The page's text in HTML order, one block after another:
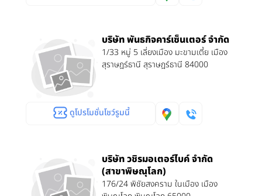
บริษัท พันธกิจคาร์เซ็นเตอร์ จำกัด
1/33 หมู่ 5 เลี่ยงเมือง มะขามเตี้ย เมือง
สุราษฎร์ธานี สุราษฎร์ธานี 84000
ดูโปรโมชั่นโชว์รูมนี้
บริษัท วชิรมอเตอร์ไบค์ จำกัด
(สาขาพิษณุโลก)
176/24 พิชัยสงคราม ในเมือง เมือง